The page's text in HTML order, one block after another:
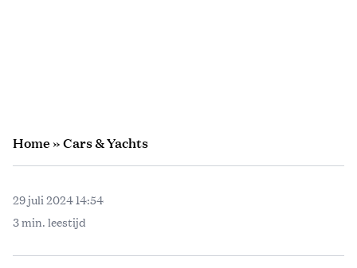
Home»Cars & Yachts
29 juli 2024 14:54
3 min. leestijd